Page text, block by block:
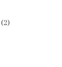
(2)